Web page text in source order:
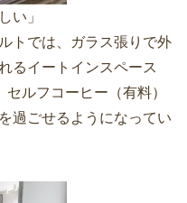
い」
トでは、ガラス張りで外
るイートインスペース
ルフコーヒー（有料）
過ごせるようになってい